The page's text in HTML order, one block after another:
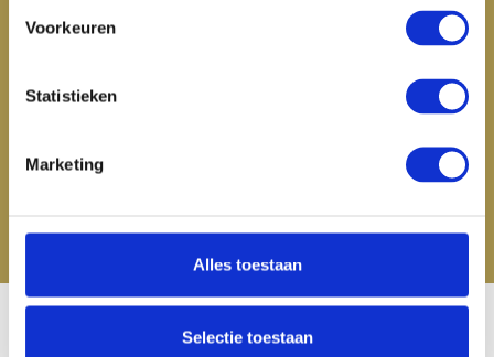
Voorkeuren
Statistieken
Marketing
Alles toestaan
Selectie toestaan